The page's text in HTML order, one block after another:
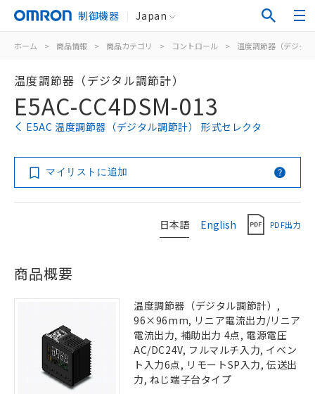
制御機器 Japan
ホーム > 商品情報 > 商品カテゴリ > コントロール > 温度調節器（デジタ
温度調節器（デジタル調節計）
E5AC-CC4DSM-013
E5AC 温度調節器（デジタル調節計） 形式セレクタ
マイリストに追加
日本語 English PDF出力
商品概要
温度調節器（デジタル調節計）,
96×96mm, リニア電流出力/リニア
電流出力, 補助出力 4点, 電源電圧
AC/DC24V, フルマルチ入力, イベン
ト入力6点, リモートSP入力, 伝送出
力, ねじ端子台タイプ